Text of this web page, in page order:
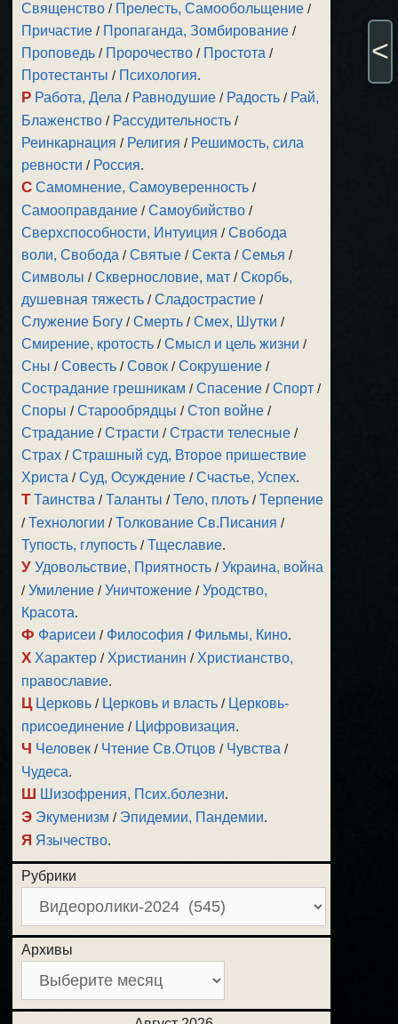
Священство / Прелесть, Самообольщение /
Причастие / Пропаганда, Зомбирование /
Проповедь / Пророчество / Простота /
Протестанты / Психология.
Р Работа, Дела / Равнодушие / Радость / Рай,
Блаженство / Рассудительность /
Реинкарнация / Религия / Решимость, сила
ревности / Россия.
С Самомнение, Самоуверенность /
Самооправдание /Самоубийство /
Сверхспособности, Интуиция /Свобода
воли, Свобода /Святые /Секта /Семья /
Символы /Сквернословие, мат /Скорбь,
душевная тяжесть /Сладострастие /
Служение Богу /Смерть /Смех, Шутки /
Смирение, кротость /Смысл и цель жизни /
Сны /Совесть /Совок /Сокрушение /
Сострадание грешникам /Спасение /Спорт /
Споры /Старообрядцы /Стоп войне /
Страдание /Страсти /Страсти телесные /
Страх /Страшный суд, Второе пришествие
Христа /Суд, Осуждение /Счастье, Успех.
Т Таинства /Таланты /Тело, плоть /Терпение
/Технологии /Толкование Св.Писания /
Тупость, глупость /Тщеславие.
У Удовольствие, Приятность /Украина, война
/Умиление /Уничтожение /Уродство,
Красота.
Ф Фарисеи / Философия / Фильмы, Кино.
Х Характер / Христианин / Христианство,
православие.
Ц Церковь / Церковь и власть / Церковь-
присоединение / Цифровизация.
Ч Человек / Чтение Св.Отцов / Чувства /
Чудеса.
Ш Шизофрения, Псих.болезни.
Э Экуменизм / Эпидемии, Пандемии.
Я Язычество.
Рубрики
Архивы
<